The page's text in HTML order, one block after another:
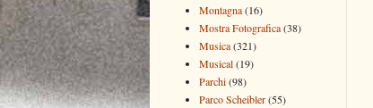
Montagna(16)
Mostra Fotografica(38)
Musica(321)
Musical(19)
Parchi(98)
Parco Scheibler(55)